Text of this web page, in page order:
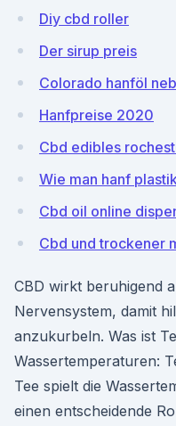
Diy cbd roller
Der sirup preis
Colorado hanföl
Hanfpreise 2020
Cbd edibles
Wie man hanf
Cbd oil online
Cbd und trockener
CBD wirkt beruhigend
Nervensystem, damit
anzukurbeln. Was ist
Wassertemperaturen:
Tee spielt die
einen entscheidende